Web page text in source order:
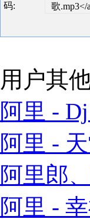
码:
歌.mp3</
用户其
阿里 -
阿里 -
阿里郎
阿里 -